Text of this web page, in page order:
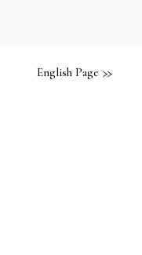
English Page